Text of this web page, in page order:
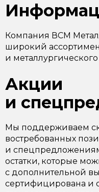
Компания ВСМ
широкий
и
Акции
и
Мы поддерживаем
востребованных
и
остатки, которые
с дополнительной
сертифицирована и